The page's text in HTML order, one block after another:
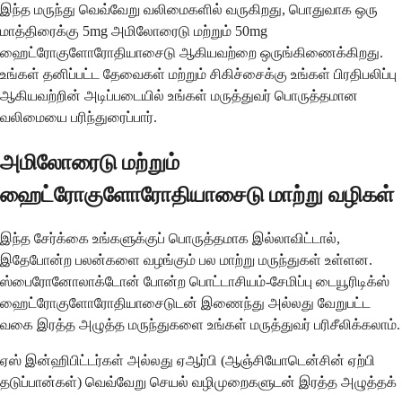
இந்த மருந்து வெவ்வேறு வலிமைகளில் வருகிறது, பொதுவாக ஒரு
மாத்திரைக்கு 5mg அமிலோரைடு மற்றும் 50mg
ஹைட்ரோகுளோரோதியாசைடு ஆகியவற்றை ஒருங்கிணைக்கிறது.
உங்கள் தனிப்பட்ட தேவைகள் மற்றும் சிகிச்சைக்கு உங்கள் பிரதிபலிப்பு
ஆகியவற்றின் அடிப்படையில் உங்கள் மருத்துவர் பொருத்தமான
வலிமையை பரிந்துரைப்பார்.
அமிலோரைடு மற்றும்
ஹைட்ரோகுளோரோதியாசைடு மாற்று வழிகள்
இந்த சேர்க்கை உங்களுக்குப் பொருத்தமாக இல்லாவிட்டால்,
இதேபோன்ற பலன்களை வழங்கும் பல மாற்று மருந்துகள் உள்ளன.
ஸ்பைரோனோலாக்டோன் போன்ற பொட்டாசியம்-சேமிப்பு டையூரிடிக்ஸ்
ஹைட்ரோகுளோரோதியாசைடுடன் இணைந்து அல்லது வேறுபட்ட
வகை இரத்த அழுத்த மருந்துகளை உங்கள் மருத்துவர் பரிசீலிக்கலாம்.
ஏஸ் இன்ஹிபிட்டர்கள் அல்லது ஏஆர்பி (ஆஞ்சியோடென்சின் ஏற்பி
தடுப்பான்கள்) வெவ்வேறு செயல் வழிமுறைகளுடன் இரத்த அழுத்தக்